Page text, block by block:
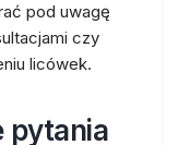
pod uwagę
czy
licówek.
pytania